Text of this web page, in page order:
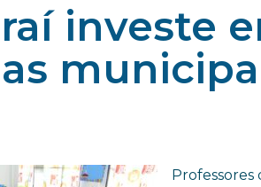
investe
Professores